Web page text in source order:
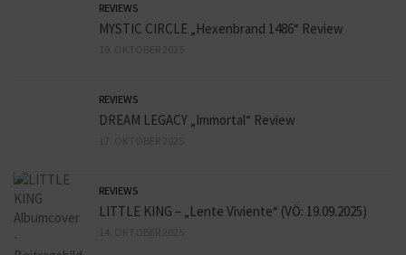
REVIEWS
MYSTIC CIRCLE „Hexenbrand 1486“ Review
REVIEWS
DREAM LEGACY „Immortal“ Review
REVIEWS
LITTLE KING – „Lente Viviente“ (VÖ: 19.09.2025)